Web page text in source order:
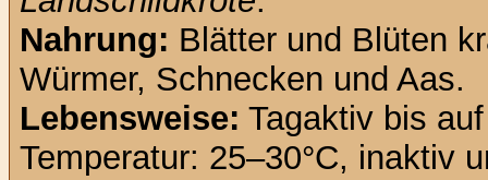
Nahrung: Blätter und Blüten
Würmer, Schnecken und Aas.
Lebensweise: Tagaktiv bis
Temperatur: 25–30°C, inaktiv